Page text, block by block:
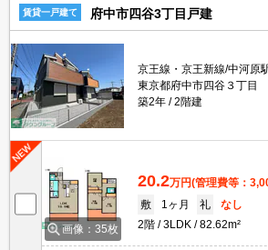
賃貸一戸建て 府中市四谷3丁目戸建
京王線・京王新線/中河原
東京都府中市四谷３丁目
築2年
2階建
画像：35枚
20.2万円(管理費等：
敷
1ヶ月 礼
なし
2階
3LDK 82.62m²